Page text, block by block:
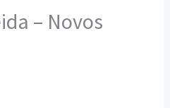
– Novos